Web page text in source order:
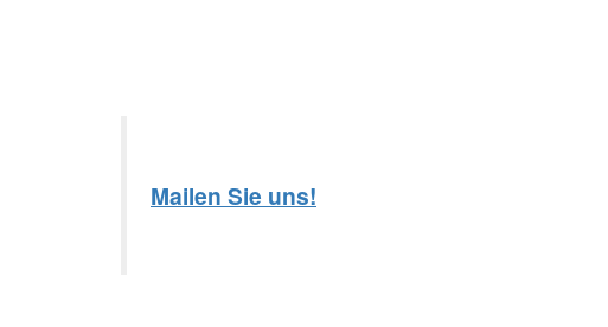
Mailen Sie uns!